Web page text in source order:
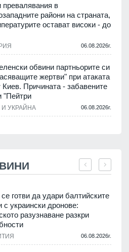
в
райони на страната,
остават високи - до
06.08.2026г.
обвини партньорите си
жертви" при атаката
Причината - забавените
"Пейтри
УКРАЙНА 06.08.2026г.
готви да удари балтийските
с украински дронове:
разузнаване разкри
06.08.2026г.